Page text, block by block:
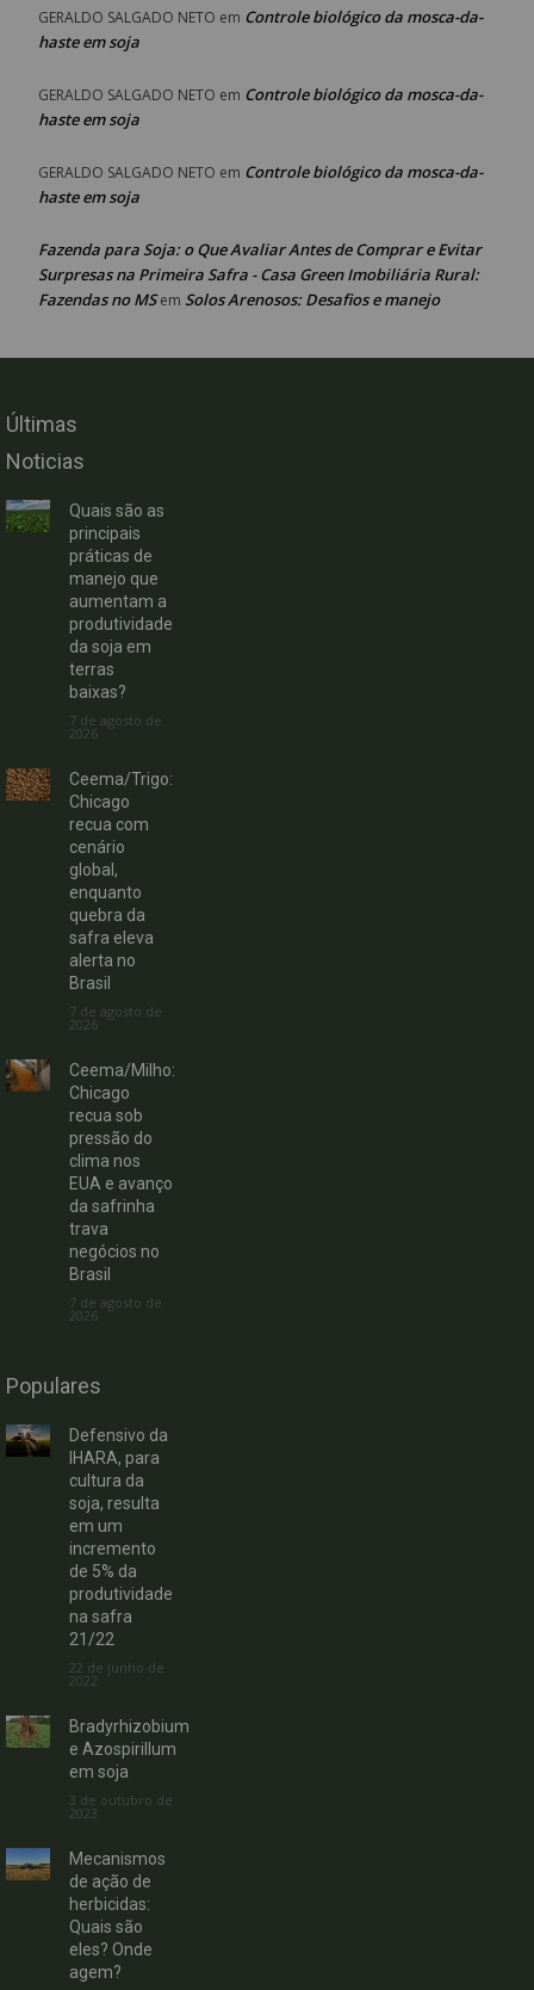
GERALDO SALGADO NETO em Controle biológico da mosca-da-
haste em soja
GERALDO SALGADO NETO em Controle biológico da mosca-da-
haste em soja
GERALDO SALGADO NETO em Controle biológico da mosca-da-
haste em soja
Fazenda para Soja: o Que Avaliar Antes de Comprar e Evitar
Surpresas na Primeira Safra - Casa Green Imobiliária Rural:
Fazendas no MSem Solos Arenosos: Desafios e manejo
Últimas
Noticias
Quais são as
principais
práticas de
manejo que
aumentam a
produtividade
da soja em
terras
baixas?
7 de agosto de
2026
Ceema/Trigo:
Chicago
recua com
cenário
global,
enquanto
quebra da
safra eleva
alerta no
Brasil
7 de agosto de
2026
Ceema/Milho:
Chicago
recua sob
pressão do
clima nos
EUA e avanço
da safrinha
trava
negócios no
Brasil
7 de agosto de
2026
Populares
Defensivo da
IHARA, para
cultura da
soja, resulta
em um
incremento
de 5% da
produtividade
na safra
21/22
22 de junho de
2022
Bradyrhizobium
e Azospirillum
em soja
3 de outubro de
2023
Mecanismos
de ação de
herbicidas:
Quais são
eles? Onde
agem?